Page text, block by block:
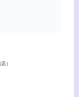
）